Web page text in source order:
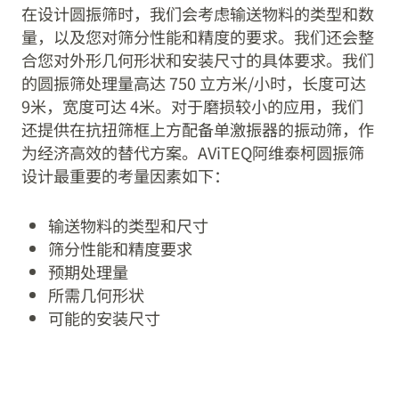
在设计圆振筛时，我们会考虑输送物料的类型和数
量，以及您对筛分性能和精度的要求。我们还会整
合您对外形几何形状和安装尺寸的具体要求。我们
的圆振筛处理量高达 750 立方米/小时，长度可达
9米，宽度可达 4米。对于磨损较小的应用，我们
还提供在抗扭筛框上方配备单激振器的振动筛，作
为经济高效的替代方案。AViTEQ阿维泰柯圆振筛
设计最重要的考量因素如下：
输送物料的类型和尺寸
筛分性能和精度要求
预期处理量
所需几何形状
可能的安装尺寸